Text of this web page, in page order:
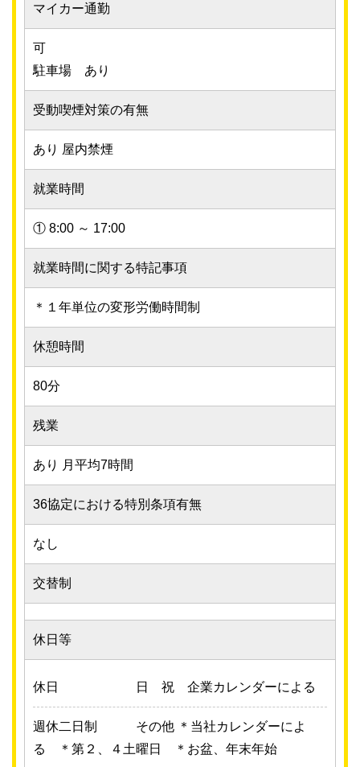
マイカー通勤
可
駐車場 あり
受動喫煙対策の有無
あり 屋内禁煙
就業時間
① 8:00 ～ 17:00
就業時間に関する特記事項
＊１年単位の変形労働時間制
休憩時間
80分
残業
あり 月平均7時間
36協定における特別条項有無
なし
交替制
休日等
休日 日 祝 企業カレンダーによる
週休二日制
その他 ＊当社カレンダーによ
る ＊第２、４土曜日 ＊お盆、年末年始